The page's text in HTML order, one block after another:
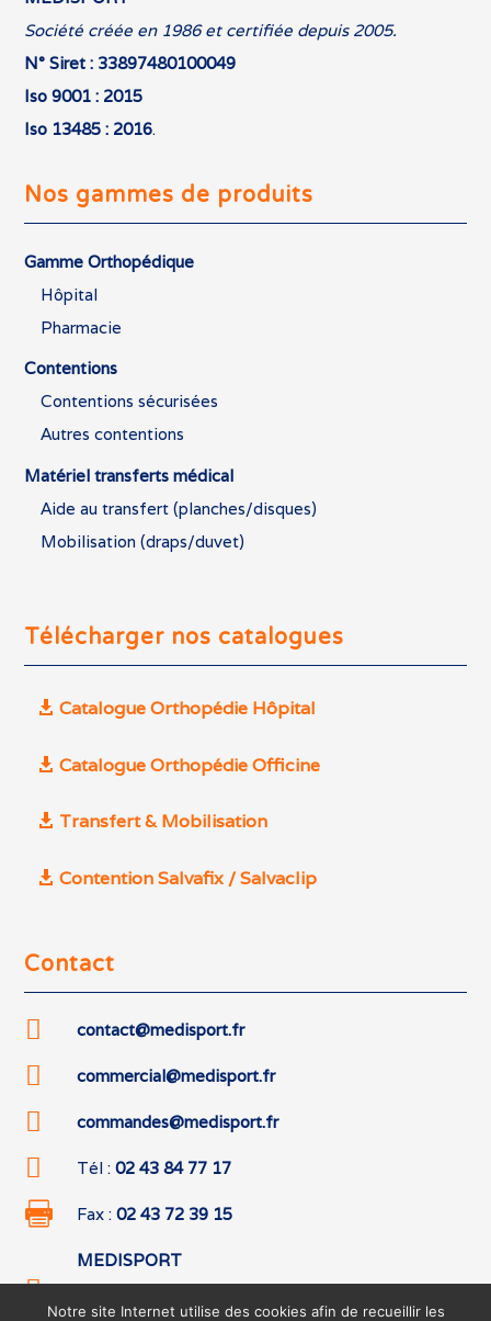
Société créée en 1986 et certifiée depuis 2005.
N° Siret : 33897480100049
Iso 9001 : 2015
Iso 13485 : 2016.
Nos gammes de produits
Gamme Orthopédique
Hôpital
Pharmacie
Contentions
Contentions sécurisées
Autres contentions
Matériel transferts médical
Aide au transfert (planches/disques)
Mobilisation (draps/duvet)
Télécharger nos catalogues
Catalogue Orthopédie Hôpital
Catalogue Orthopédie Officine
Transfert & Mobilisation
Contention Salvafix / Salvaclip
Contact
 contact@medisport.fr
 commercial@medisport.fr
 commandes@medisport.fr
 Tél : 02 43 84 77 17
 Fax : 02 43 72 39 15

MEDISPORT
542 boulevard des Hunaudières
Notre site Internet utilise des cookies afin de recueillir les